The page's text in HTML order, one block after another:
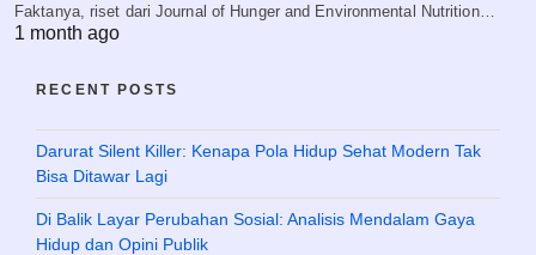
Faktanya, riset dari Journal of Hunger and Environmental Nutrition…
1 month ago
RECENT POSTS
Darurat Silent Killer: Kenapa Pola Hidup Sehat Modern Tak
Bisa Ditawar Lagi
Di Balik Layar Perubahan Sosial: Analisis Mendalam Gaya
Hidup dan Opini Publik